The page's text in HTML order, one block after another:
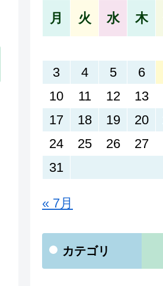
月 火 水 木
3
4 5 6
10
11 12 13
17
18 19 20
24
25 26 27
31
« 7月
カテゴリ